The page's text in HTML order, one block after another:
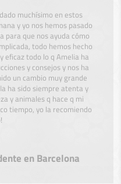
muchísimo en estos
y yo nos hemos pasado
para que nos ayuda cómo
todo hemos hecho
eficaz todo lo q Amelia ha
y consejos y nos ha
un cambio muy grande
ha sido siempre atenta y
y animales q hace q mi
tiempo, yo la recomiendo
en Barcelona